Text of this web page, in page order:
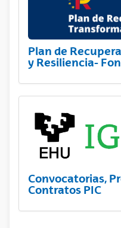
Plan de
y Resiliencia-
Convocatorias,
Contratos PIC